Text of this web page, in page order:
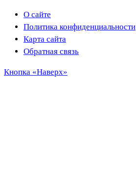
О сайте
Политика конфиденциальности
Карта сайта
Обратная связь
Кнопка «Наверх»